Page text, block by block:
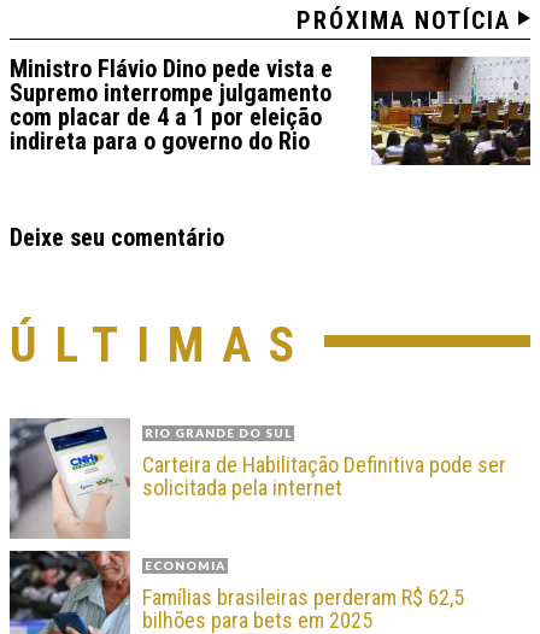
PRÓXIMA NOTÍCIA
Ministro Flávio Dino pede vista e
Supremo interrompe julgamento
com placar de 4 a 1 por eleição
indireta para o governo do Rio
Deixe seu comentário
ÚLTIMAS
RIO GRANDE DO SUL
Carteira de Habilitação Definitiva pode ser
solicitada pela internet
ECONOMIA
Famílias brasileiras perderam R$ 62,5
bilhões para bets em 2025